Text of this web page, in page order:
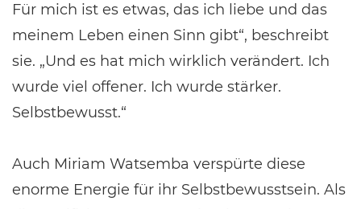
Für mich ist es etwas, das ich liebe und das
meinem Leben einen Sinn gibt“, beschreibt
sie. „Und es hat mich wirklich verändert. Ich
wurde viel offener. Ich wurde stärker.
Selbstbewusst.“
Auch Miriam Watsemba verspürte diese
enorme Energie für ihr Selbstbewusstsein. Als